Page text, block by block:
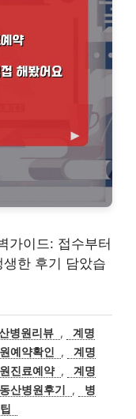
가이드: 접수부터
한 후기 담았습
병원리뷰 ,
계명
예약확인 ,
계명
진료예약 ,
계명
산병원후기 ,
병